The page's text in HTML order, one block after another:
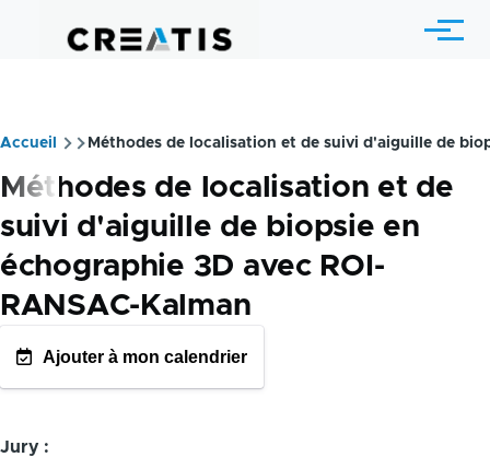
Menu
Fil
d'Ariane
Accueil Méthodes de localisation et de suivi d'aiguille de
Méthodes de localisation et de
suivi d'aiguille de biopsie en
échographie 3D avec ROI-
RANSAC-Kalman
Ajouter à mon calendrier
GOOGLE AGENDA
Jury :